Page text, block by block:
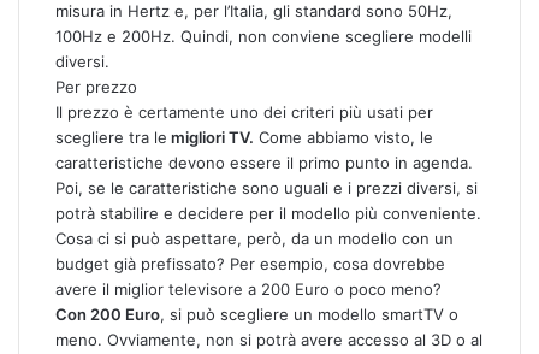
misura in Hertz e, per l’Italia, gli standard sono 50Hz,
100Hz e 200Hz. Quindi, non conviene scegliere modelli
diversi.
Per prezzo
Il prezzo è certamente uno dei criteri più usati per
scegliere tra le migliori TV. Come abbiamo visto, le
caratteristiche devono essere il primo punto in agenda.
Poi, se le caratteristiche sono uguali e i prezzi diversi, si
potrà stabilire e decidere per il modello più conveniente.
Cosa ci si può aspettare, però, da un modello con un
budget già prefissato? Per esempio, cosa dovrebbe
avere il miglior televisore a 200 Euro o poco meno?
Con 200 Euro, si può scegliere un modello smartTV o
meno. Ovviamente, non si potrà avere accesso al 3D o al